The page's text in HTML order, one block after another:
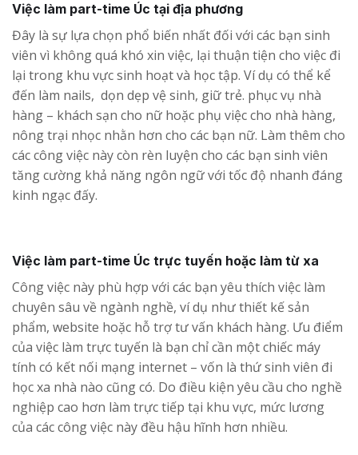
Việc làm part-time Úc tại địa phương
Đây là sự lựa chọn phổ biến nhất đối với các bạn sinh
viên vì không quá khó xin việc, lại thuận tiện cho việc đi
lại trong khu vực sinh hoạt và học tập. Ví dụ có thể kể
đến làm nails, dọn dẹp vệ sinh, giữ trẻ. phục vụ nhà
hàng – khách sạn cho nữ hoặc phụ việc cho nhà hàng,
nông trại nhọc nhằn hơn cho các bạn nữ. Làm thêm cho
các công việc này còn rèn luyện cho các bạn sinh viên
tăng cường khả năng ngôn ngữ với tốc độ nhanh đáng
kinh ngạc đấy.
Việc làm part-time Úc trực tuyến hoặc làm từ xa
Công việc này phù hợp với các bạn yêu thích việc làm
chuyên sâu về ngành nghề, ví dụ như thiết kế sản
phẩm, website hoặc hỗ trợ tư vấn khách hàng. Ưu điểm
của việc làm trực tuyến là bạn chỉ cần một chiếc máy
tính có kết nối mạng internet – vốn là thứ sinh viên đi
học xa nhà nào cũng có. Do điều kiện yêu cầu cho nghề
nghiệp cao hơn làm trực tiếp tại khu vực, mức lương
của các công việc này đều hậu hĩnh hơn nhiều.